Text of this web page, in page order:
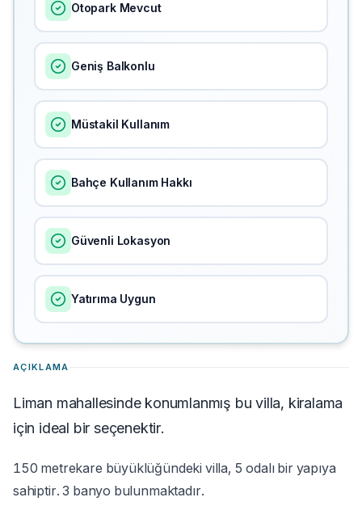
Otopark Mevcut
Geniş Balkonlu
Müstakil Kullanım
Bahçe Kullanım Hakkı
Güvenli Lokasyon
Yatırıma Uygun
AÇIKLAMA
Liman mahallesinde konumlanmış bu villa, kiralama
için ideal bir seçenektir.
150 metrekare büyüklüğündeki villa, 5 odalı bir yapıya
sahiptir. 3 banyo bulunmaktadır.